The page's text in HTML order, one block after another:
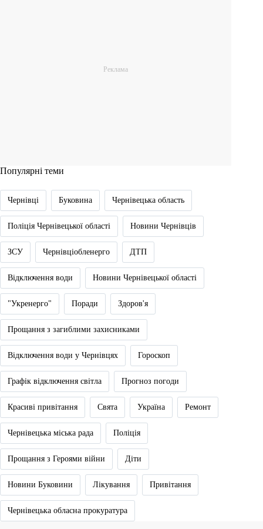
Популярні теми
Чернівці Буковина Чернівецька область
Поліція Чернівецької області Новини Чернівців
ЗСУ Чернівціобленерго ДТП
Відключення води Новини Чернівецької області
"Укренерго" Поради Здоров'я
Прощання з загиблими захисниками
Відключення води у Чернівцях Гороскоп
Графік відключення світла Прогноз погоди
Красиві привітання Свята Україна Ремонт
Чернівецька міська рада Поліція
Прощання з Героями війни Діти
Новини Буковини Лікування Привітання
Чернівецька обласна прокуратура